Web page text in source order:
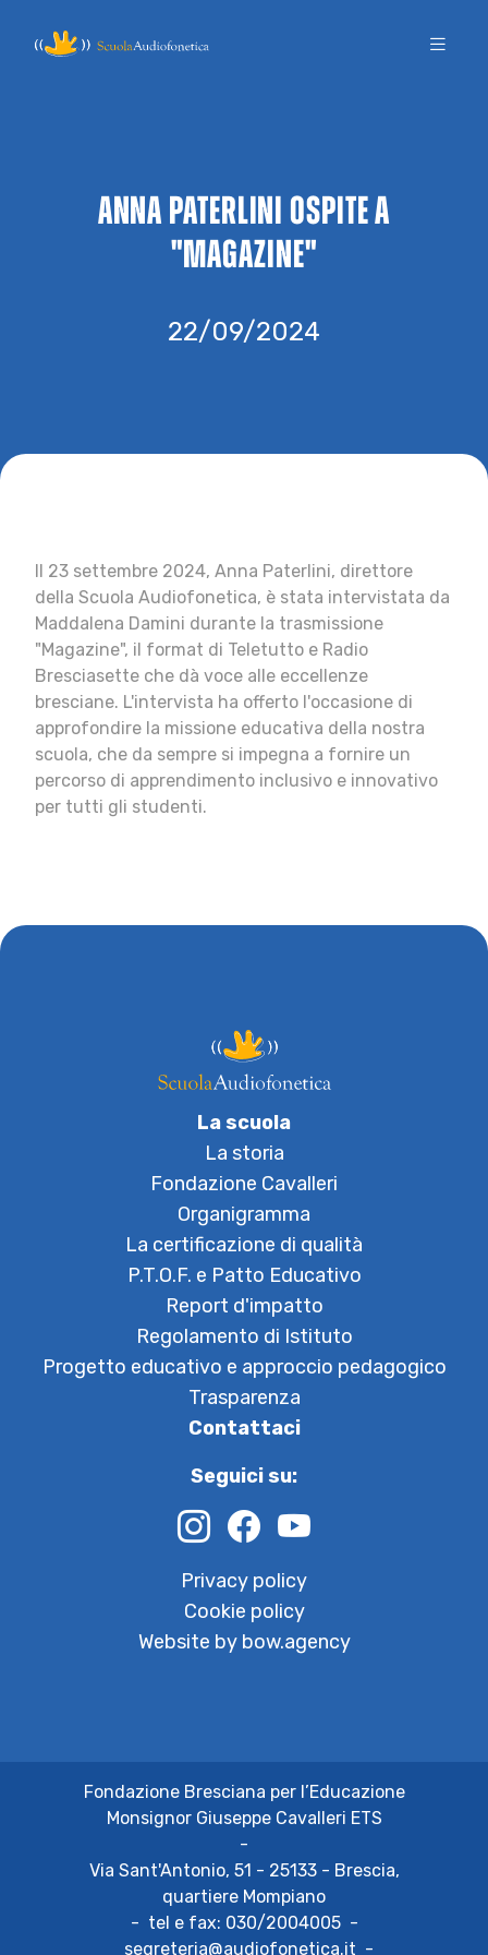
ANNA PATERLINI OSPITE A
"MAGAZINE"
22/09/2024
Il 23 settembre 2024, Anna Paterlini, direttore
della Scuola Audiofonetica, è stata intervistata da
Maddalena Damini durante la trasmissione
"Magazine", il format di Teletutto e Radio
Bresciasette che dà voce alle eccellenze
bresciane. L'intervista ha offerto l'occasione di
approfondire la missione educativa della nostra
scuola, che da sempre si impegna a fornire un
percorso di apprendimento inclusivo e innovativo
per tutti gli studenti.
La scuola
La storia
Fondazione Cavalleri
Organigramma
La certificazione di qualità
P.T.O.F. e Patto Educativo
Report d'impatto
Regolamento di Istituto
Progetto educativo e approccio pedagogico
Trasparenza
Contattaci
Seguici su:
Privacy policy
Cookie policy
Website by bow.agency
Fondazione Bresciana per l’Educazione
Monsignor Giuseppe Cavalleri ETS
-
Via Sant'Antonio, 51 - 25133 - Brescia,
quartiere Mompiano
- tel e fax: 030/2004005 -
segreteria@audiofonetica.it -